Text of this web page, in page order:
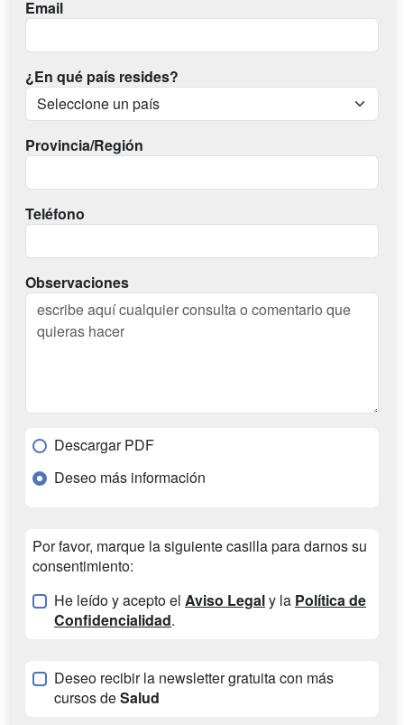
Email
¿En qué país resides?
Provincia/Región
Teléfono
Observaciones
Descargar PDF
Deseo más información
Por favor, marque la siguiente casilla para darnos su
consentimiento:
He leído y acepto el Aviso Legaly la Política de
Confidencialidad.
Deseo recibir la newsletter gratuita con más
cursos deSalud